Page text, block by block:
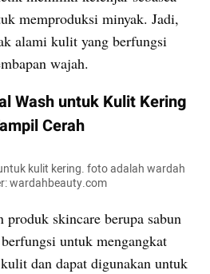
memproduksi minyak. Jadi,
alami kulit yang berfungsi
wajah.
Wash untuk Kulit Kering
Cerah
kulit kering. foto adalah wardah
wardahbeauty.com
produk skincare berupa sabun
untuk mengangkat
dan dapat digunakan untuk